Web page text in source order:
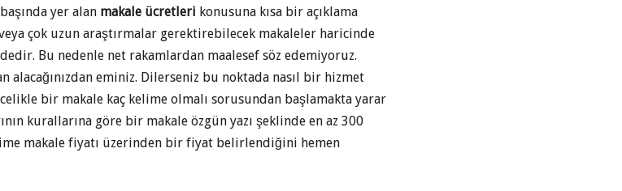
yer alan makale ücretleri konusuna kısa bir açıklama
çok uzun araştırmalar gerektirebilecek makaleler haricinde
Bu nedenle net rakamlardan maalesef söz edemiyoruz.
alacağınızdan eminiz. Dilerseniz bu noktada nasıl bir hizmet
bir makale kaç kelime olmalı sorusundan başlamakta yarar
kurallarına göre bir makale özgün yazı şeklinde en az 300
makale fiyatı üzerinden bir fiyat belirlendiğini hemen